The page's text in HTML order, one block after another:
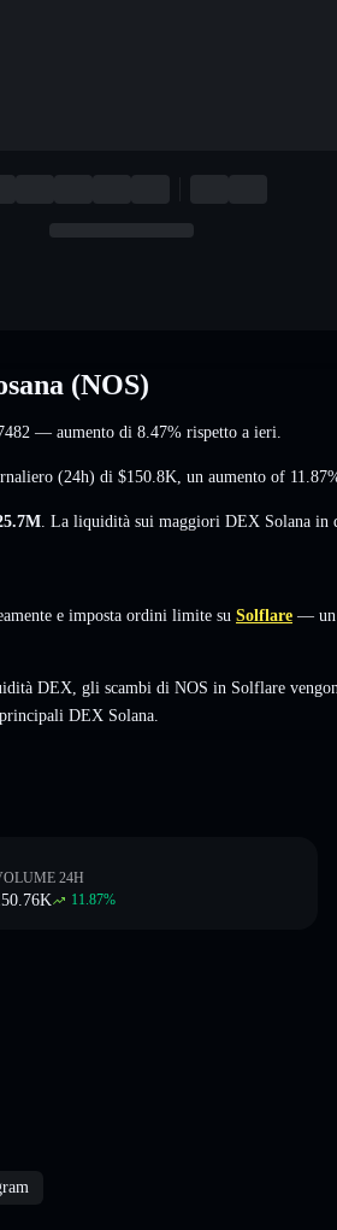
(NOS)
— aumento di 8.47% rispetto a ieri.
(24h) di $150.8K un aumento of
. La liquidità sui maggiori DEX Solana in
e imposta ordini limite su Solflare — un
DEX, gli scambi di NOS in Solflare
DEX Solana.
24H
11.87%